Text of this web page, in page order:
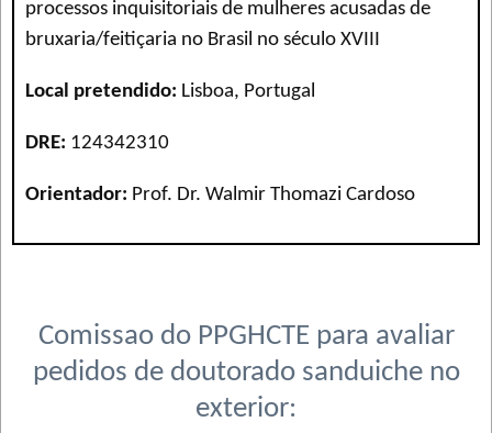
processos inquisitoriais de mulheres acusadas de
bruxaria/feitiçaria no Brasil no século XVIII
Local pretendido: Lisboa, Portugal
DRE: 124342310
Orientador: Prof. Dr. Walmir Thomazi Cardoso
Comissao do PPGHCTE para avaliar
pedidos de doutorado sanduiche no
exterior: